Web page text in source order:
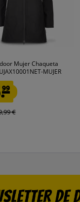
Mujer Chaqueta
MUJER
99
€